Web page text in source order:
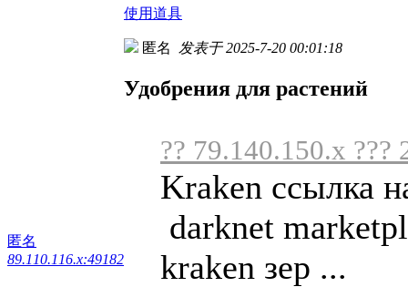
使用道具
匿名
89.110.116.x:49182
匿名 发表于 2025-7-20 00:01:18
Удобрения для растений
?? 79.140.150.x ???
Kraken ссылка
darknet
kraken зер ...